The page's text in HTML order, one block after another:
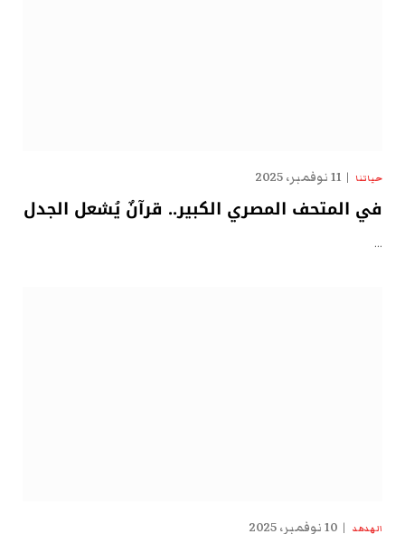
حياتنا 11 نوفمبر، 2025
في المتحف المصري الكبير.. قرآنٌ يُشعل الجدل
…
الهدهد 10 نوفمبر، 2025